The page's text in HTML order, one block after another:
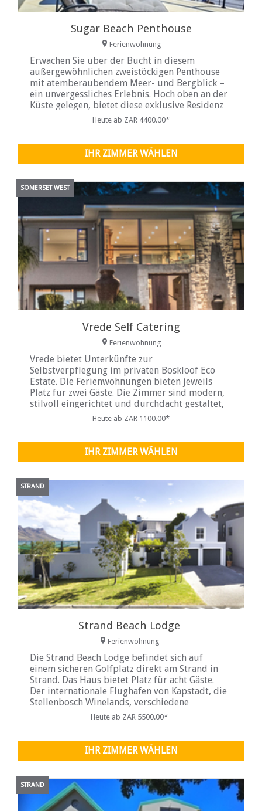
Sugar Beach Penthouse
Ferienwohnung
Erwachen Sie über der Bucht in diesem
außergewöhnlichen zweistöckigen Penthouse
mit atemberaubendem Meer- und Bergblick –
ein unvergessliches Erlebnis. Hoch oben an der
Küste gelegen, bietet diese exklusive Residenz
einen ungestörten Panoramablick über die
Heute ab ZAR 4400.00*
IHR ZIMMER WÄHLEN
SOMERSET WEST
Vrede Self Catering
Ferienwohnung
Vrede bietet Unterkünfte zur
Selbstverpflegung im privaten Boskloof Eco
Estate. Die Ferienwohnungen bieten jeweils
Platz für zwei Gäste. Die Zimmer sind modern,
stilvoll eingerichtet und durchdacht gestaltet,
um Ihren Komfort und Ihre Privatsphäre zu
Wäschemöglichkeiten und Reinigungsdienste
stehen vor Ort zur
Heute ab ZAR 1100.00*
IHR ZIMMER WÄHLEN
STRAND
Strand Beach Lodge
Ferienwohnung
Die Strand Beach Lodge befindet sich auf
einem sicheren Golfplatz direkt am Strand in
Strand. Das Haus bietet Platz für acht Gäste.
Der internationale Flughafen von Kapstadt, die
Stellenbosch Winelands, verschiedene
Golfplätze und die Victoria und Alfred
Heute ab ZAR 5500.00*
IHR ZIMMER WÄHLEN
STRAND